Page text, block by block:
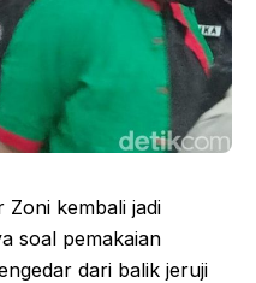
kembali jadi
soal pemakaian
dari balik jeruji